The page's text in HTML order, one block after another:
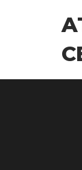
содержимому